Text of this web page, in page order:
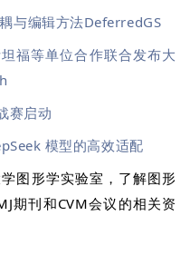
与编辑方法DeferredGS
福等单位合作联合发布大
赛启动
模型的高效适配
图形学实验室，了解图形
期刊和CVM会议的相关资